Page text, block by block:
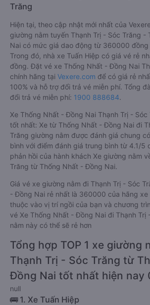
Trăng
Hiện tại, theo cập nhật mới nhất của
giường nằm tuyến Thạnh Trị - Sóc Trăng -
Nai có mức giá dao động từ 360000
Trong đó, nhà xe Tuấn Hiệp có giá vé rẻ
đồng. Đặt vé xe Thống Nhất - Đồng Nai
chính hãng tại Vexere.com để có giá rẻ
100% và hỗ trợ đổi trả vé miễn phí. Tổng
đổi trả vé miễn phí: 1900 888684.
Xe Thống Nhất - Đồng Nai Thạnh Trị - Sóc
tốt nhất: Xe từ Thống Nhất - Đồng Nai đi
Trăng giường nằm được đánh giá chung
bình với điểm đánh giá trung bình từ 4.1/5
phản hồi của hành khách Xe giường nằm
Trăng từ Thống Nhất - Đồng Nai.
Giá vé xe giường nằm đi Thạnh Trị - Sóc
- Đồng Nai rẻ nhất là 360000 của hãng xe
thuộc vào vị trí ngồi của bạn và chương
vé Xe Thống Nhất - Đồng Nai đi Thạnh Trị
nằm này có thể sẽ rẻ hơn
Tổng hợp TOP 1 xe giường
Thạnh Trị - Sóc Trăng từ
Đồng Nai tốt nhất hiện nay
null
🚌 1. Xe Tuấn Hiệp